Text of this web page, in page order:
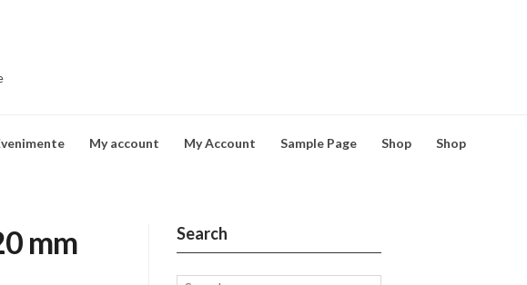
My account My Account Sample Page Shop Shop
mm Search